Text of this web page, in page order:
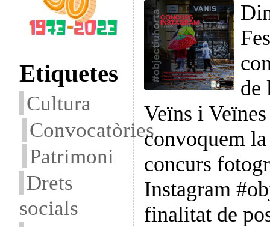
Etiquetes
Cultura
Convocatòries
Patrimoni
Drets
socials
de
Veïns i
convoquem
concurs
Instagram
finalitat de